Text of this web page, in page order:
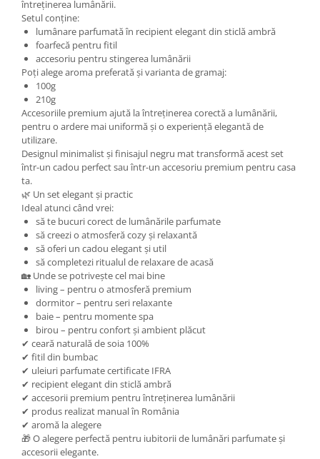
întreținerea lumânării.
Setul conține:
lumânare parfumată în recipient elegant din sticlă ambră
foarfecă pentru fitil
accesoriu pentru stingerea lumânării
Poți alege aroma preferată și varianta de gramaj:
100g
210g
Accesoriile premium ajută la întreținerea corectă a lumânării,
pentru o ardere mai uniformă și o experiență elegantă de
utilizare.
Designul minimalist și finisajul negru mat transformă acest set
într-un cadou perfect sau într-un accesoriu premium pentru casa
ta.
🌿 Un set elegant și practic
Ideal atunci când vrei:
să te bucuri corect de lumânările parfumate
să creezi o atmosferă cozy și relaxantă
să oferi un cadou elegant și util
să completezi ritualul de relaxare de acasă
🏡 Unde se potrivește cel mai bine
living – pentru o atmosferă premium
dormitor – pentru seri relaxante
baie – pentru momente spa
birou – pentru confort și ambient plăcut
✔ ceară naturală de soia 100%
✔ fitil din bumbac
✔ uleiuri parfumate certificate IFRA
✔ recipient elegant din sticlă ambră
✔ accesorii premium pentru întreținerea lumânării
✔ produs realizat manual în România
✔ aromă la alegere
🎁 O alegere perfectă pentru iubitorii de lumânări parfumate și
accesorii elegante.